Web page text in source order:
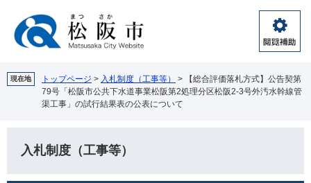
閲
覧
助
現在地 トップページ > 入札制度（工事等） >
【総合評価落札方式】公告契第
79号「松阪市公共下水道事業松阪第2処理分区松阪2‐3号外汚水幹線管
渠工事」の試行結果表の公表について
入札制度（工事等）